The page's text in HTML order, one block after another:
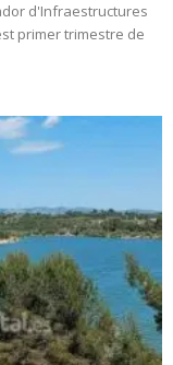
d'Infraestructures
primer trimestre de